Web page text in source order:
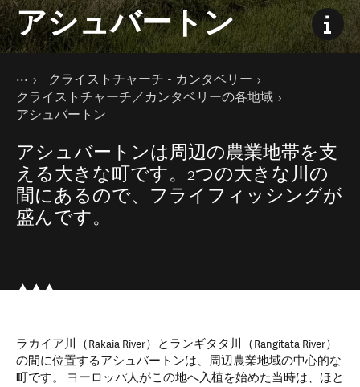
アシュバートン
現在のページ
ホーム
旅の目的地
南島
クライストチャーチ - カンタベリー
クライストチャーチ／カンタベリーの各地域
アシュバートン
アシュバートンは周辺の農業地帯を支
える大きな町です。2つの大きな川の
間にあるので、フライフィッシングが
盛んです。
ラカイア川（Rakaia River）とランギタタ川（Rangitata River）
の間に位置するアシュバートンは、周辺農業地域の中心的な
町です。 ヨーロッパ人がこの地へ入植を始めた当時は、ほと